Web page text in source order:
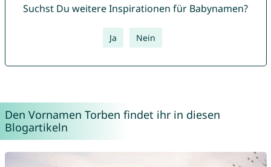
Suchst Du weitere Inspirationen für Babynamen?
Ja Nein
Den Vornamen Torben findet ihr in diesen
Blogartikeln